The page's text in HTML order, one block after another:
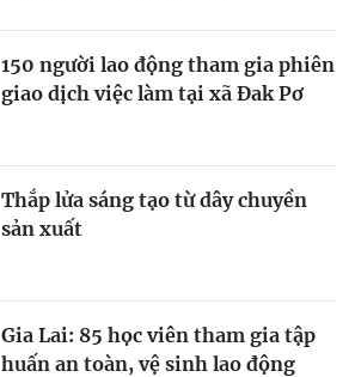
150 người lao động tham gia phiên
giao dịch việc làm tại xã Đak Pơ
Thắp lửa sáng tạo từ dây chuyền
sản xuất
Gia Lai: 85 học viên tham gia tập
huấn an toàn, vệ sinh lao động